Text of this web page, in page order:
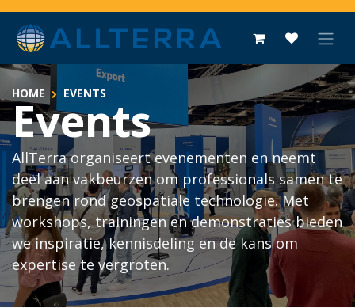
Overslaan naar inhoud
HOME EVENTS
Events
AllTerra organiseert evenementen en neemt
deel aan vakbeurzen om professionals samen te
brengen rond geospatiale technologie. Met
workshops, trainingen en demonstraties bieden
we inspiratie, kennisdeling en de kans om
expertise te vergroten.